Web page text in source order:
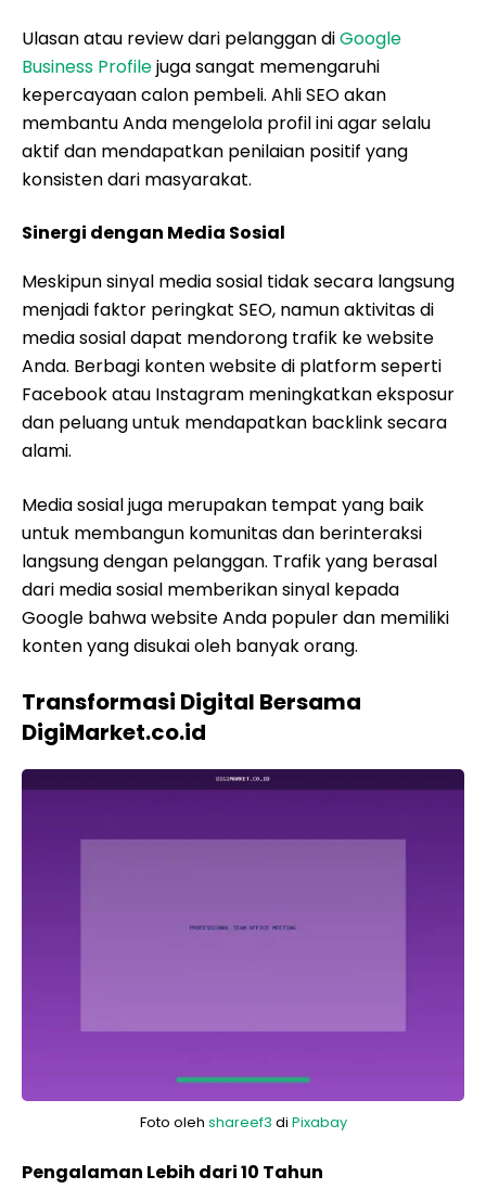
Ulasan atau review dari pelanggan diGoogle
Business Profilejuga sangat memengaruhi
kepercayaan calon pembeli. Ahli SEO akan
membantu Anda mengelola profil ini agar selalu
aktif dan mendapatkan penilaian positif yang
konsisten dari masyarakat.
Sinergi dengan Media Sosial
Meskipun sinyal media sosial tidak secara langsung
menjadi faktor peringkat SEO, namun aktivitas di
media sosial dapat mendorong trafik ke website
Anda. Berbagi konten website di platform seperti
Facebook atau Instagram meningkatkan eksposur
dan peluang untuk mendapatkan backlink secara
alami.
Media sosial juga merupakan tempat yang baik
untuk membangun komunitas dan berinteraksi
langsung dengan pelanggan. Trafik yang berasal
dari media sosial memberikan sinyal kepada
Google bahwa website Anda populer dan memiliki
konten yang disukai oleh banyak orang.
Transformasi Digital Bersama
DigiMarket.co.id
Foto oleh shareef3 di Pixabay
Pengalaman Lebih dari 10 Tahun